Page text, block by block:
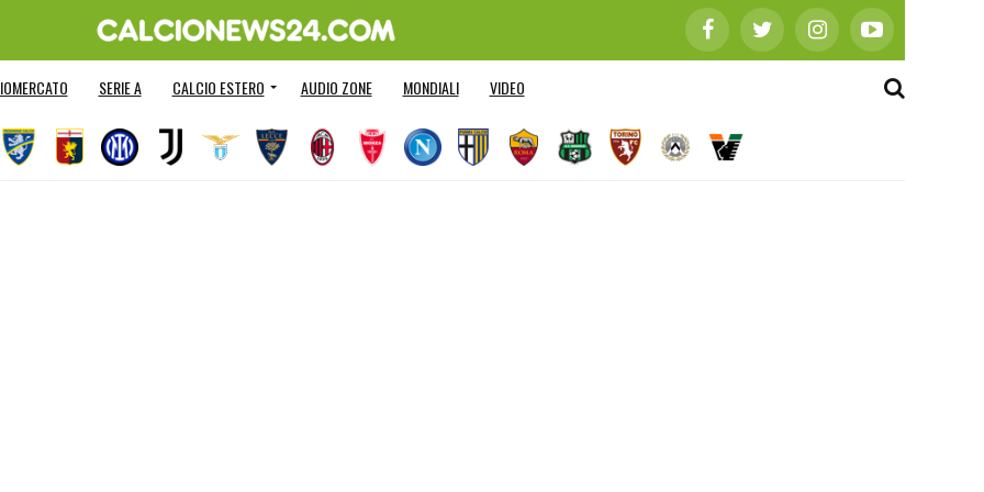
SERIE A CALCIO ESTERO AUDIO ZONE MONDIALI VIDEO